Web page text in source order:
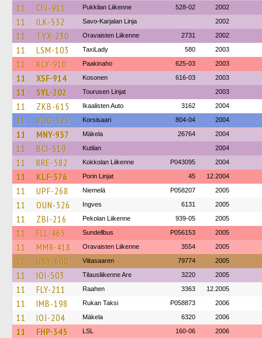
11 CFJ-911 Pukkilan Liikenne 528-02 2002
11 ILK-532 Savo-Karjalan Linja 2002
11 TYX-230 Oravaisten Liikenne 2731 2002
11 LSM-103 TaxiLady 580 2003
11 KLY-910 Paakinaho 625-03 2003
11 XSF-914 Kosonen 616-03 2003
11 SYL-202 Tourusen Linjat 2003
11 ZKB-615 Ikaalisten Auto 3162 2004
11 VOG-525 Korsisaari 804-04 2004
11 MNY-937 Mäkela 26764 2004
11 BCI-519 Kutilan 2004
11 RRE-582 Kokkolan Liikenne P043095 2004
11 KLF-376 Porin Linjat 45 12.2004
11 UPF-268 Niemelä P058207 2005
11 OUN-526 Ingves 6131 2005
11 ZBI-216 Pekolan Liikenne 939-05 2005
11 FLL-465 Sundellbus P056153 2005
11 MMR-418 Oravaisten Liikenne 3554 2005
11 UBY-600 Viitasaaren 79774 2005
11 IOI-503 Tilausliikenne Are 3220 2005
11 FLY-211 Raahen 3363 12.2005
11 IMB-198 Rukan Taksi P058873 2006
11 IOJ-204 Mäkela 6320 2006
11 FHP-345 LSL 160-06 2006